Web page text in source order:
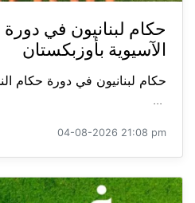
حكام لبنانيون في دورة
الآسيوية بأوزبكستان
حكام لبنانيون في دورة حكام
...
04-08-2026 21:08 pm